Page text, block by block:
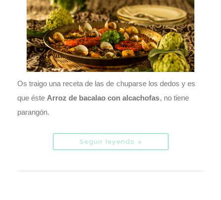
Os traigo una receta de las de chuparse los dedos y es
que éste Arroz de bacalao con alcachofas, no tiene
parangón.
Seguir leyendo »